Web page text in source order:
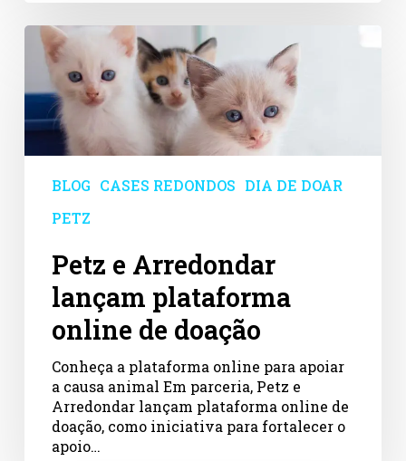
Petz
Arredondar
lançam
plataforma
online
de
BLOG CASES REDONDOS DIA DE DOAR
PETZ
Petz e Arredondar
lançam plataforma
online de doação
Conheça a plataforma online para apoiar
a causa animal Em parceria, Petz e
Arredondar lançam plataforma online de
doação, como iniciativa para fortalecer o
apoio…